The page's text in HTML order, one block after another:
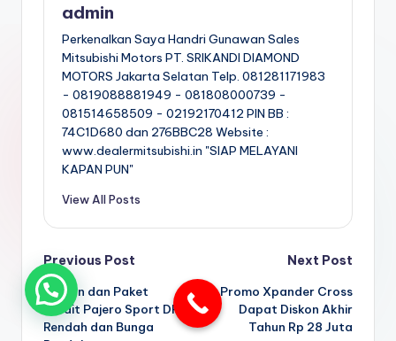
admin
Perkenalkan Saya Handri Gunawan Sales
Mitsubishi Motors PT. SRIKANDI DIAMOND
MOTORS Jakarta Selatan Telp. 081281171983
- 0819088881949 - 081808000739 -
081514658509 - 02192170412 PIN BB :
74C1D680 dan 276BBC28 Website :
www.dealermitsubishi.in "SIAP MELAYANI
KAPAN PUN"
View All Posts
Post
navigation
Previous Post
Cicilan dan Paket
Kredit Pajero Sport DP
Rendah dan Bunga
Next Post
Promo Xpander Cross
Dapat Diskon Akhir
Tahun Rp 28 Juta